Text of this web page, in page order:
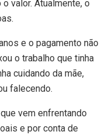
valor. Atualmente, o
e o pagamento não
o trabalho que tinha
cuidando da mãe,
falecendo.
vem enfrentando
e por conta de